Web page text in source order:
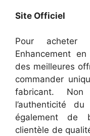
Site Officiel
Pour acheter
Enhancement
des meilleures
commander
fabricant.
l’authenticité
également de
clientèle de